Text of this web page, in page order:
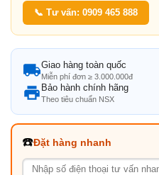
📞 Tư vấn: 0909 465 888
Giao hàng toàn quốc
Miễn phí đơn ≥ 3.000.000đ
Bảo hành chính hãng
Theo tiêu chuẩn NSX
☎️Đặt hàng nhanh